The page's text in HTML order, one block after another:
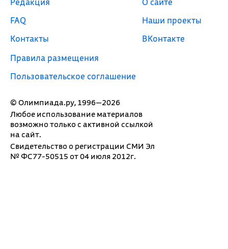
© Олимпиада.ру, 1996—2026
Любое использование материалов
возможно только с активной ссылкой
на сайт.
Свидетельство о регистрации СМИ Эл
№ ФС77-50515 от 04 июля 2012г.
FAQ
Контакты
Правила размещения
Пользовательское соглашение
Наши проекты
ВКонтакте